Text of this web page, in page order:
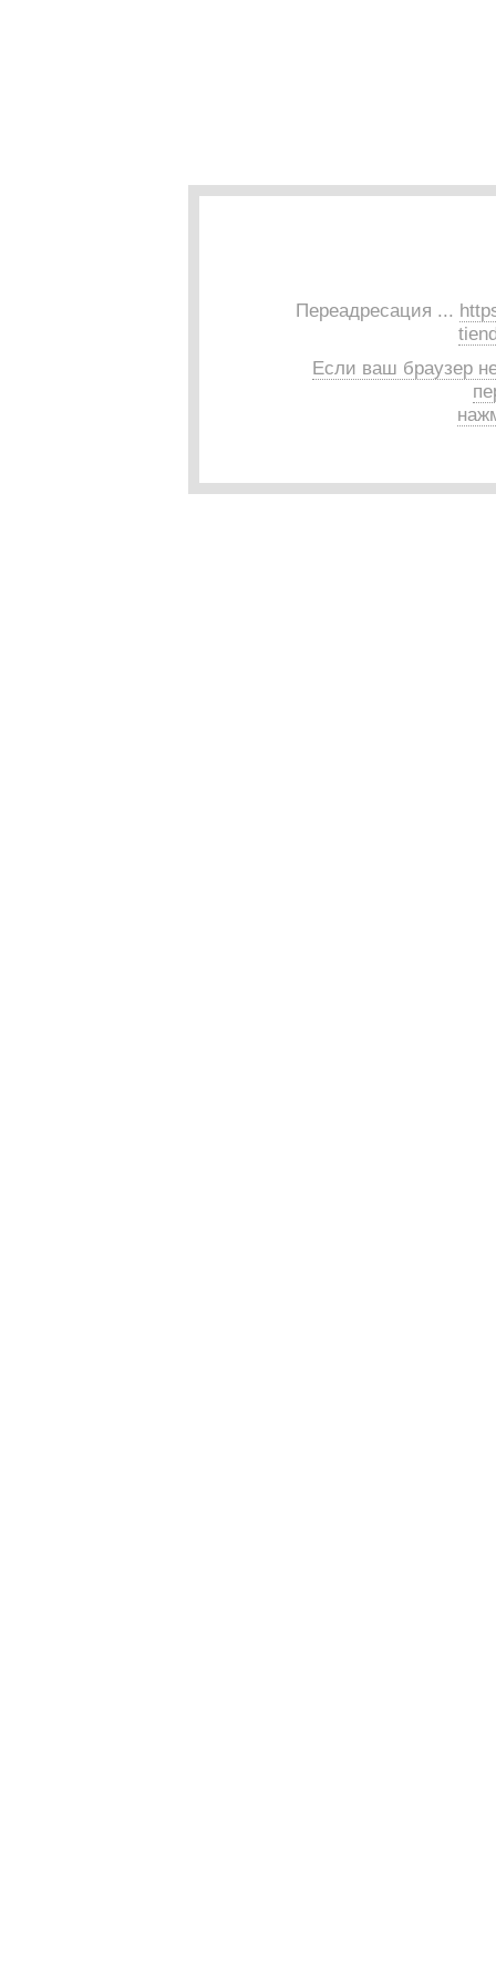
Переадресация ...
Если ваш браузер